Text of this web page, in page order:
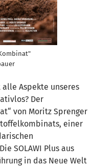
Aspekte unseres
Der
von Moritz Sprenger
einer
SOLAWI Plus aus
in das Neue Welt